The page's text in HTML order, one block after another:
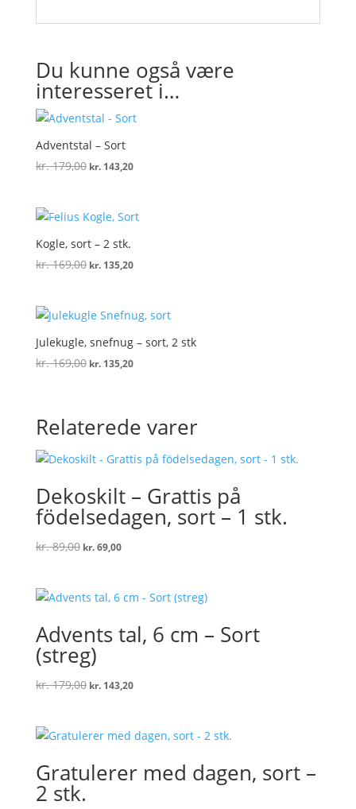
Du kunne også være
interesseret i…
Adventstal – Sort
kr.179,00 Den
var:
kr. 179,00.
kr.143,20Den
er:
Kogle, sort – 2 stk.
kr.169,00 Den
var:
kr.135,20Den
kr. 135,20.
Julekugle, snefnug – sort, 2 stk
kr.169,00 Den
kr. 169,00.
kr.135,20Den
kr. 135,20.
Relaterede varer
Dekoskilt – Grattis på
födelsedagen, sort – 1 stk.
kr.89,00 Den
var:
kr.69,00Den
Advents tal, 6 cm – Sort
(streg)
kr.179,00 Den
kr.143,20Den
er:
kr. 143,20.
Gratulerer med dagen, sort –
2 stk.